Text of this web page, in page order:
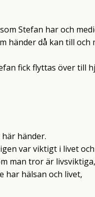
Stefan har och
händer då kan till
fick flyttas över till
händer.
var viktigt i livet
man tror är
har hälsan och livet,